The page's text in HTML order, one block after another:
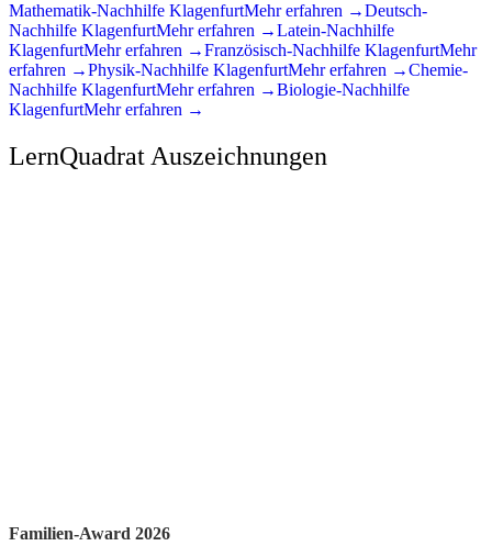
Mathematik-Nachhilfe KlagenfurtMehr erfahren →Deutsch-
Nachhilfe KlagenfurtMehr erfahren →Latein-Nachhilfe
KlagenfurtMehr erfahren →Französisch-Nachhilfe KlagenfurtMehr
erfahren →Physik-Nachhilfe KlagenfurtMehr erfahren →Chemie-
Nachhilfe KlagenfurtMehr erfahren →Biologie-Nachhilfe
KlagenfurtMehr erfahren →
LernQuadrat Auszeichnungen
Familien-Award 2026